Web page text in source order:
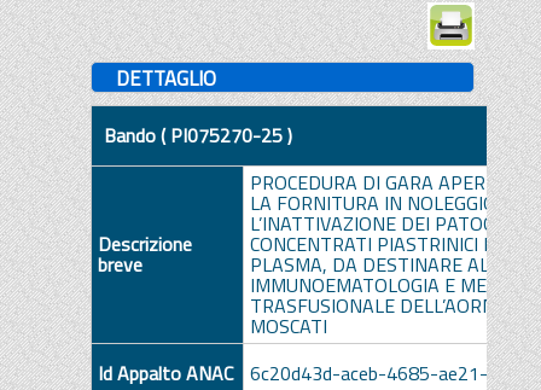
DETTAGLIO
Bando ( PI075270-25 )
Descrizione
breve
PROCEDURA DI GARA APERTA
LA FORNITURA IN NOLEGGIO DI
L’INATTIVAZIONE DEI PATOGENI
CONCENTRATI PIASTRINICI E
PLASMA, DA DESTINARE ALLA
IMMUNOEMATOLOGIA E
TRASFUSIONALE DELL’AORN
MOSCATI
Id Appalto ANAC 6c20d43d-aceb-4685-ae21-